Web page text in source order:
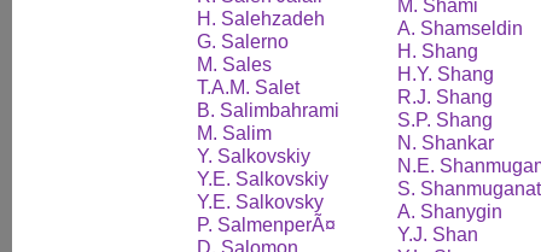
H. Salehzadeh
G. Salerno
M. Sales
T.A.M. Salet
B. Salimbahrami
M. Salim
Y. Salkovskiy
Y.E. Salkovskiy
Y.E. Salkovsky
P. SalmenperÃ¤
D. Salomon
M. Shami
A. Shamseldin
H. Shang
H.Y. Shang
R.J. Shang
S.P. Shang
N. Shankar
N.E.
S.
A. Shanygin
Y.J. Shan